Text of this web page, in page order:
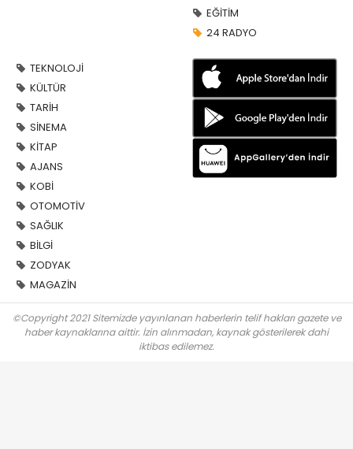
EĞİTİM
24 RADYO
TEKNOLOJİ
KÜLTÜR
TARİH
SİNEMA
KİTAP
AJANS
KOBİ
OTOMOTİV
SAĞLIK
BİLGİ
ZODYAK
MAGAZİN
©Copyright 2021 Sitemizde yayınlanan haberlerin telif hakları gazete ve
haber kaynaklarına aittir. İzin alınmadan, kaynak gösterilerek dahi
iktibas edilemez.